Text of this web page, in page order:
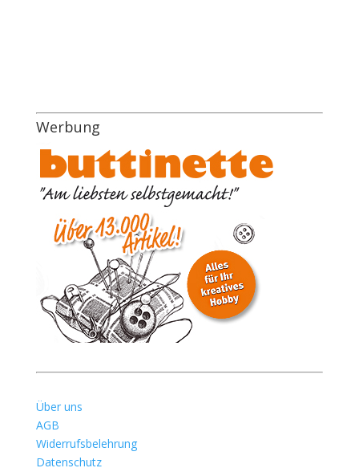
Werbung
Über uns
AGB
Widerrufsbelehrung
Datenschutz